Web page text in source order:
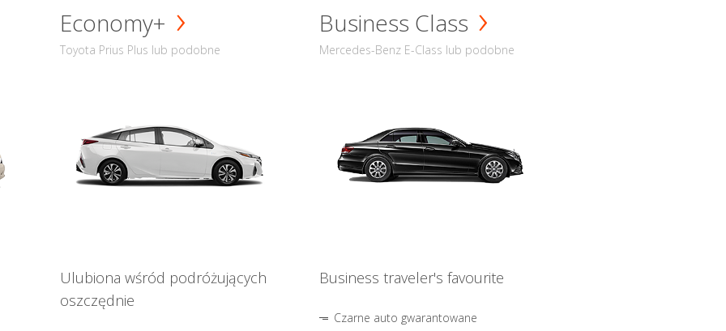
Economy+
Toyota Prius Plus lub podobne
Ulubiona wśród podróżujących
oszczędnie
Business Class
Mercedes-Benz E-Class lub podobne
Business traveler's favourite
Czarne auto gwarantowane